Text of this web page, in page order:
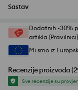
Sastav
Dodatnih -30%
artikla (Pravilnici)
Mi smo iz
Recenzije proizvoda(
Sve recenzije su